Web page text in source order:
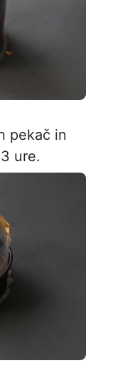
pekač in
ure.